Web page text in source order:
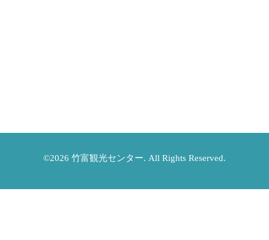
©2026 竹富観光センター. All Rights Reserved.